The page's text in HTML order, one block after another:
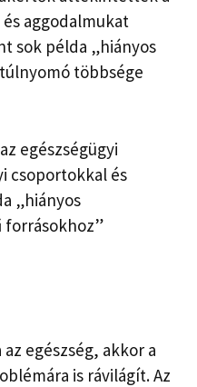
aggodalmukat
sok példa „hiányos
többsége
egészségügyi
csoportokkal és
„hiányos
forrásokhoz”
egészség, akkor a
is rávilágít. Az